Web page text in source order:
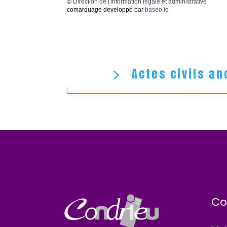
comarquage developpé par baseo.io
Actes civils